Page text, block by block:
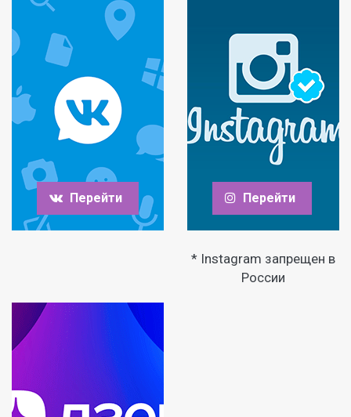
Перейти Перейти
* Instagram запрещен в
России